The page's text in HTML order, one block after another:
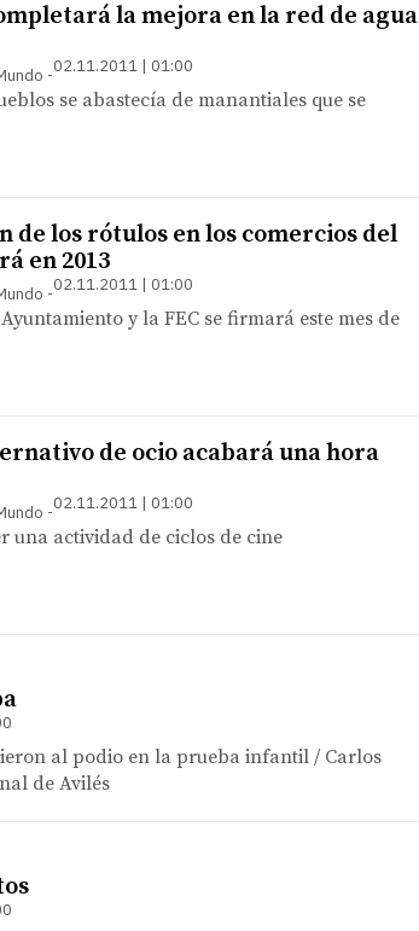
la mejora en la red de agua
02.11.2011 | 01:00
se abastecía de manantiales que se
de los rótulos en los comercios del
en 2013
02.11.2011 | 01:00
y la FEC se firmará este mes de
de ocio acabará una hora
02.11.2011 | 01:00
una actividad de ciclos de cine
al podio en la prueba infantil / Carlos
de Avilés